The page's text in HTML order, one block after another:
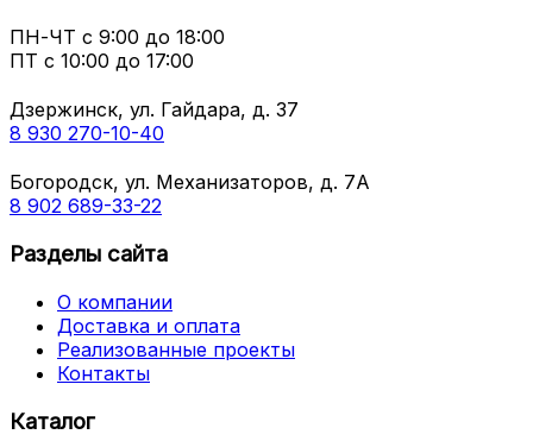
ПН-ЧТ с 9:00 до 18:00
ПТ с 10:00 до 17:00
Дзержинск, ул. Гайдара, д. 37
8 930 270-10-40
Богородск, ул. Механизаторов, д. 7А
8 902 689-33-22
Разделы сайта
О компании
Доставка и оплата
Реализованные проекты
Контакты
Каталог